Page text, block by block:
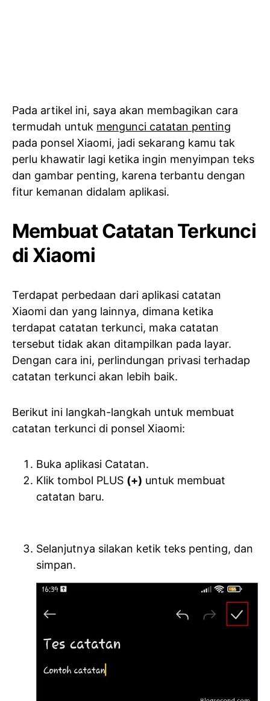
Pada artikel ini, saya akan membagikan cara
termudah untuk mengunci catatan penting
pada ponsel Xiaomi, jadi sekarang kamu tak
perlu khawatir lagi ketika ingin menyimpan teks
dan gambar penting, karena terbantu dengan
fitur kemanan didalam aplikasi.
Membuat Catatan Terkunci
di Xiaomi
Terdapat perbedaan dari aplikasi catatan
Xiaomi dan yang lainnya, dimana ketika
terdapat catatan terkunci, maka catatan
tersebut tidak akan ditampilkan pada layar.
Dengan cara ini, perlindungan privasi terhadap
catatan terkunci akan lebih baik.
Berikut ini langkah-langkah untuk membuat
catatan terkunci di ponsel Xiaomi:
Buka aplikasi Catatan.
Klik tombol PLUS (+) untuk membuat
catatan baru.
Selanjutnya silakan ketik teks penting, dan
simpan.